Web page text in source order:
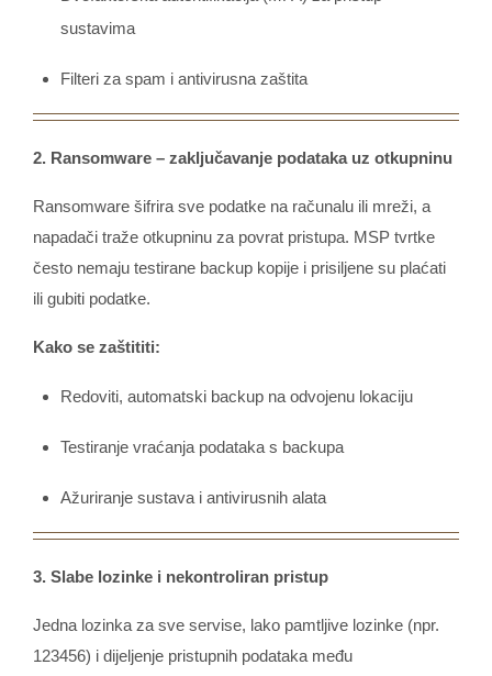
sustavima
Filteri za spam i antivirusna zaštita
2. Ransomware – zaključavanje podataka uz otkupninu
Ransomware šifrira sve podatke na računalu ili mreži, a
napadači traže otkupninu za povrat pristupa. MSP tvrtke
često nemaju testirane backup kopije i prisiljene su plaćati
ili gubiti podatke.
Kako se zaštititi:
Redoviti, automatski backup na odvojenu lokaciju
Testiranje vraćanja podataka s backupa
Ažuriranje sustava i antivirusnih alata
3. Slabe lozinke i nekontroliran pristup
Jedna lozinka za sve servise, lako pamtljive lozinke (npr.
123456) i dijeljenje pristupnih podataka među